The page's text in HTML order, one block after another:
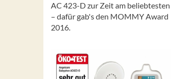
AC 423-D zur Zeit am beliebtesten
– dafür gab's den MOMMY Award
2016.